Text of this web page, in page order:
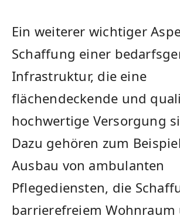
Ein weiterer wichtiger
Schaffung einer
Infrastruktur, die eine
flächendeckende und
hochwertige Versorgung
Dazu gehören zum
Ausbau von ambulanten
Pflegediensten,⁣ die
barrierefreiem Wohnraum